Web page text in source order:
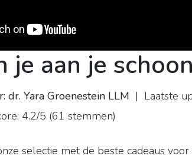
je aan je
dr. Yara Groenestein LLM | Laatste
4.2/5 (61 stemmen)
selectie met de beste cadeaus voor